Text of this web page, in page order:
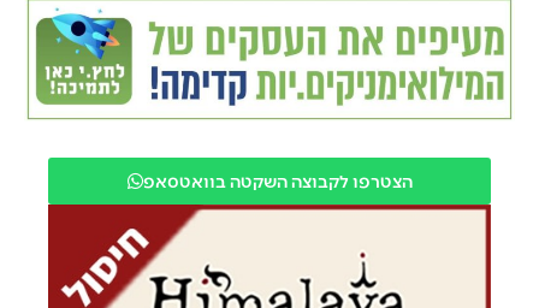
הצטרפו לקבוצה השקטה בוואטסאפ